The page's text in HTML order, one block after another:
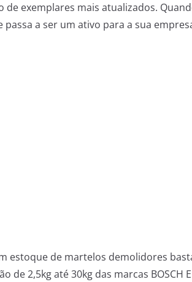
de exemplares mais atualizados.
a ser um ativo para a sua
estoque de martelos demolidores
de 2,5kg até 30kg das marcas BOSCH